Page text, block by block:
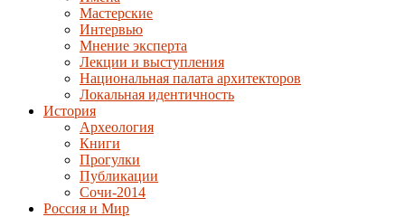
Мастерские
Интервью
Мнение эксперта
Лекции и выступления
Национальная палата архитекторов
Локальная идентичность
История
Археология
Книги
Прогулки
Публикации
Сочи-2014
Россия и Мир